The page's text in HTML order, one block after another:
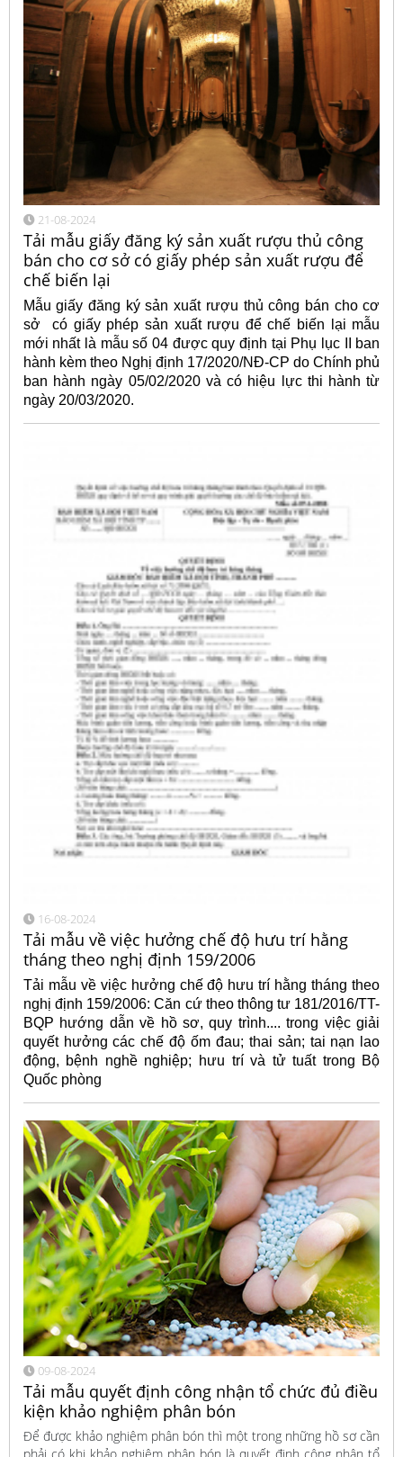
21-08-2024
Tải mẫu giấy đăng ký sản xuất rượu thủ công
bán cho cơ sở có giấy phép sản xuất rượu để
chế biến lại
Mẫu giấy đăng ký sản xuất rượu thủ công bán cho cơ
sở có giấy phép sản xuất rượu để chế biến lại mẫu
mới nhất là mẫu số 04 được quy định tại Phụ lục II ban
hành kèm theo Nghị định 17/2020/NĐ-CP do Chính phủ
ban hành ngày 05/02/2020 và có hiệu lực thi hành từ
ngày 20/03/2020.
16-08-2024
Tải mẫu về việc hưởng chế độ hưu trí hằng
tháng theo nghị định 159/2006
Tải mẫu về việc hưởng chế độ hưu trí hằng tháng theo
nghị định 159/2006: Căn cứ theo thông tư 181/2016/TT-
BQP hướng dẫn về hồ sơ, quy trình.... trong việc giải
quyết hưởng các chế độ ốm đau; thai sản; tai nạn lao
động, bệnh nghề nghiệp; hưu trí và tử tuất trong Bộ
Quốc phòng
09-08-2024
Tải mẫu quyết định công nhận tổ chức đủ điều
kiện khảo nghiệm phân bón
Để được khảo nghiệm phân bón thì một trong những hồ sơ cần